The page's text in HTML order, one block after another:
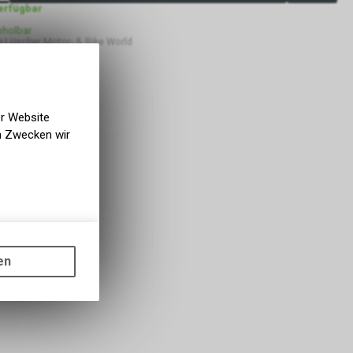
Lüscher Motor- & Bike World
Website
Zwecken wir
wie die
die